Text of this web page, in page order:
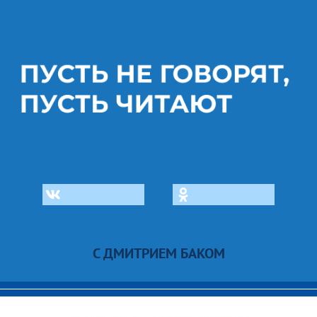
С ДМИТРИЕМ БАКОМ